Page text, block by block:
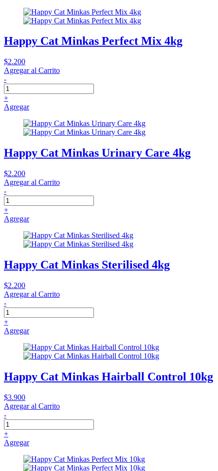
Happy Cat Minkas Perfect Mix 4kg
$2.200
Agregar al Carrito
-
+
Agregar
Happy Cat Minkas Urinary Care 4kg
$2.200
Agregar al Carrito
-
+
Agregar
Happy Cat Minkas Sterilised 4kg
$2.200
Agregar al Carrito
-
+
Agregar
Happy Cat Minkas Hairball Control 10kg
$3.900
Agregar al Carrito
-
+
Agregar